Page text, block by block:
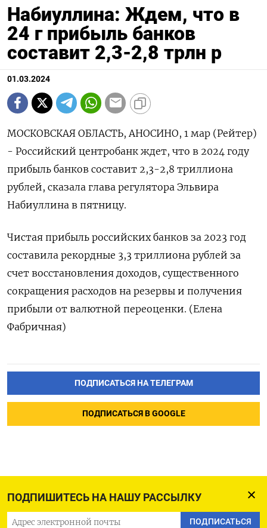
ПОДПИШИТЕСЬ НА НАШУ РАССЫЛКУ
ПОДПИСАТЬСЯ
Набиуллина: Ждем, что в
24 г прибыль банков
составит 2,3-2,8 трлн р
01.03.2024
МОСКОВСКАЯ ОБЛАСТЬ, АНОСИНО, 1 мар (Рейтер)
- Российский центробанк ждет, что в 2024 году
прибыль банков составит 2,3-2,8 триллиона
рублей, сказала глава регулятора Эльвира
Набиуллина в пятницу.
Чистая прибыль российских банков за 2023 год
составила рекордные 3,3 триллиона рублей за
счет восстановления доходов, существенного
сокращения расходов на резервы и получения
прибыли от валютной переоценки. (Елена
Фабричная)
ПОДПИСАТЬСЯ НА ТЕЛЕГРАМ
ПОДПИСАТЬСЯ В GOOGLE